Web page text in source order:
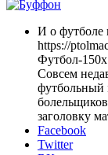
И о футболе
https://
Футбол-
Совсем
футбольный
заголовку
Facebook
Twitter